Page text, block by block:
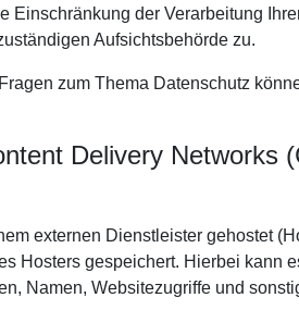
Einschränkung der Verarbeitung
Aufsichtsbehörde zu.
zum Thema Datenschutz
Delivery Networks
externen Dienstleister gehostet
Hosters gespeichert. Hierbei kann
Namen, Websitezugriffe und